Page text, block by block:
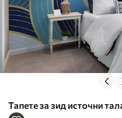
Тапете за зид источни